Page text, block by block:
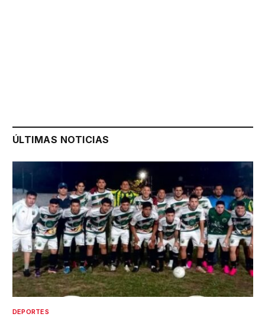
ÚLTIMAS NOTICIAS
DEPORTES